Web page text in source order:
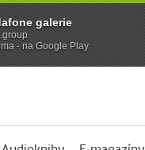
galerie
- na Google Play